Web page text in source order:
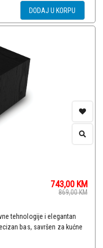
DODAJ U KORPU
743,00 KM
869,00KM
tehnologije i elegantan
bas, savršen za kućne